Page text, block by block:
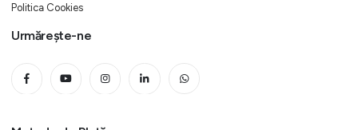
Politica Cookies
Urmărește-ne